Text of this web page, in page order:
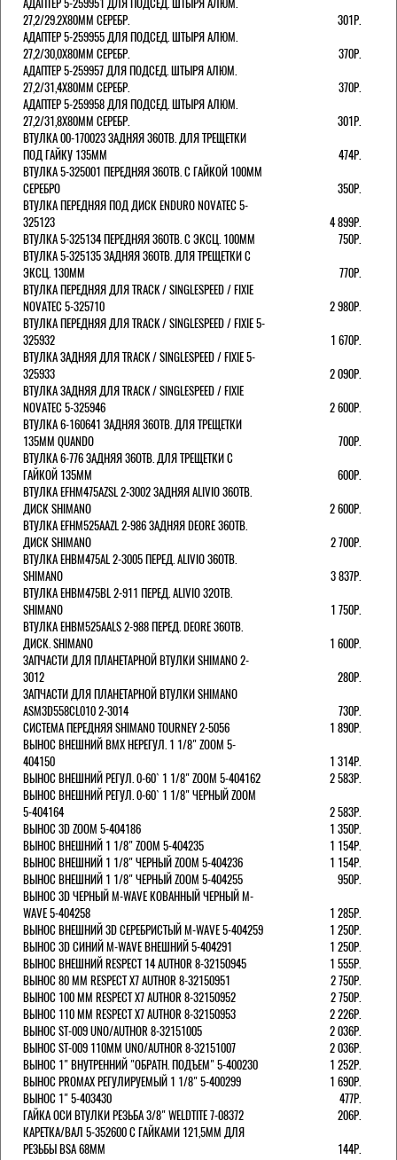
27,2/29.2Х80ММ СЕРЕБР.
301Р.
АДАПТЕР 5-259955 ДЛЯ ПОДСЕД. ШТЫРЯ АЛЮМ.
27,2/30,0Х80ММ СЕРЕБР.
370Р.
АДАПТЕР 5-259957 ДЛЯ ПОДСЕД. ШТЫРЯ АЛЮМ.
27,2/31,4Х80ММ СЕРЕБР.
370Р.
АДАПТЕР 5-259958 ДЛЯ ПОДСЕД. ШТЫРЯ АЛЮМ.
27,2/31,8Х80ММ СЕРЕБР.
301Р.
ВТУЛКА 00-170023 ЗАДНЯЯ 36ОТВ. ДЛЯ ТРЕЩЕТКИ
ПОД ГАЙКУ 135ММ
474Р.
ВТУЛКА 5-325001 ПЕРЕДНЯЯ 36ОТВ. С ГАЙКОЙ 100ММ
СЕРЕБРО
350Р.
ВТУЛКА ПЕРЕДНЯЯ ПОД ДИСК ENDURO NOVATEC 5-
325123
4 899Р.
ВТУЛКА 5-325134 ПЕРЕДНЯЯ 36ОТВ. С ЭКСЦ. 100ММ
750Р.
ВТУЛКА 5-325135 ЗАДНЯЯ 36ОТВ. ДЛЯ ТРЕЩЕТКИ С
ЭКСЦ. 130ММ
770Р.
ВТУЛКА ПЕРЕДНЯЯ ДЛЯ TRACK / SINGLESPEED / FIXIE
NOVATEC 5-325710
2 980Р.
ВТУЛКА ПЕРЕДНЯЯ ДЛЯ TRACK / SINGLESPEED / FIXIE 5-
325932
1 670Р.
ВТУЛКА ЗАДНЯЯ ДЛЯ TRACK / SINGLESPEED / FIXIE 5-
325933
2 090Р.
ВТУЛКА ЗАДНЯЯ ДЛЯ TRACK / SINGLESPEED / FIXIE
NOVATEC 5-325946
2 600Р.
ВТУЛКА 6-160641 ЗАДНЯЯ 36ОТВ. ДЛЯ ТРЕЩЕТКИ
135ММ QUANDO
700Р.
ВТУЛКА 6-776 ЗАДНЯЯ 36ОТВ. ДЛЯ ТРЕЩЕТКИ С
ГАЙКОЙ 135ММ
600Р.
ВТУЛКА EFHM475AZSL 2-3002 ЗАДНЯЯ ALIVIO 36ОТВ.
ДИСК SHIMANO
2 600Р.
ВТУЛКА EFHM525AAZL 2-986 ЗАДНЯЯ DEORE 36ОТВ.
ДИСК SHIMANO
2 700Р.
ВТУЛКА EHBM475AL 2-3005 ПЕРЕД. ALIVIO 36ОТВ.
SHIMANO
3 837Р.
ВТУЛКА EHBM475BL 2-911 ПЕРЕД. ALIVIO 32ОТВ.
SHIMANO
1 750Р.
ВТУЛКА EHBM525AALS 2-988 ПЕРЕД. DEORE 36ОТВ.
ДИСК. SHIMANO
1 600Р.
ЗАПЧАСТИ ДЛЯ ПЛАНЕТАРНОЙ ВТУЛКИ SHIMANO 2-
3012
280Р.
ЗАПЧАСТИ ДЛЯ ПЛАНЕТАРНОЙ ВТУЛКИ SHIMANO
ASM3D558CL010 2-3014
730Р.
СИСТЕМА ПЕРЕДНЯЯ SHIMANO TOURNEY 2-5056
1 890Р.
ВЫНОС ВНЕШНИЙ BMX НЕРЕГУЛ. 1 1/8" ZOOM 5-
404150
1 314Р.
ВЫНОС ВНЕШНИЙ РЕГУЛ. 0-60` 1 1/8" ZOOM 5-404162
2 583Р.
ВЫНОС ВНЕШНИЙ РЕГУЛ. 0-60` 1 1/8" ЧЕРНЫЙ ZOOM
5-404164
2 583Р.
ВЫНОС 3D ZOOM 5-404186
1 350Р.
ВЫНОС ВНЕШНИЙ 1 1/8" ZOOM 5-404235
1 154Р.
ВЫНОС ВНЕШНИЙ 1 1/8" ЧЕРНЫЙ ZOOM 5-404236
1 154Р.
ВЫНОС ВНЕШНИЙ 1 1/8" ЧЕРНЫЙ ZOOM 5-404255
950Р.
ВЫНОС 3D ЧЕРНЫЙ M-WAVE КОВАННЫЙ ЧЕРНЫЙ M-
WAVE 5-404258
1 285Р.
ВЫНОС ВНЕШНИЙ 3D СЕРЕБРИСТЫЙ M-WAVE 5-404259
1 250Р.
ВЫНОС 3D СИНИЙ M-WAVE ВНЕШНИЙ 5-404291
1 250Р.
ВЫНОС ВНЕШНИЙ RESPECT 14 AUTHOR 8-32150945
1 555Р.
ВЫНОС 80 ММ RESPECT Х7 AUTHOR 8-32150951
2 750Р.
ВЫНОС 100 ММ RESPECT Х7 AUTHOR 8-32150952
2 750Р.
ВЫНОС 110 ММ RESPECT Х7 AUTHOR 8-32150953
2 226Р.
ВЫНОС ST-009 UNO/AUTHOR 8-32151005
2 036Р.
ВЫНОС ST-009 110ММ UNO/AUTHOR 8-32151007
2 036Р.
ВЫНОС 1" ВНУТРЕННИЙ "ОБРАТН. ПОДЪЕМ" 5-400230
1 252Р.
ВЫНОС PROMAX РЕГУЛИРУЕМЫЙ 1 1/8" 5-400299
1 690Р.
ВЫНОС 1" 5-403430
477Р.
ГАЙКА ОСИ ВТУЛКИ РЕЗЬБА 3/8" WELDTITE 7-08372
206Р.
КАРЕТКА/ВАЛ 5-352600 С ГАЙКАМИ 121,5ММ ДЛЯ
РЕЗЬБЫ BSA 68ММ
144Р.